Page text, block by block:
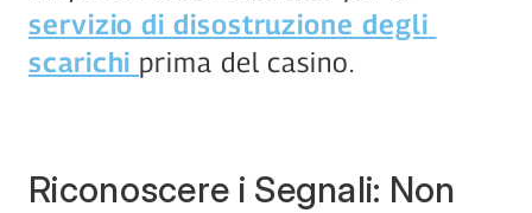
servizio di disostruzione degli
scarichi prima del casino.
Riconoscere i Segnali: Non